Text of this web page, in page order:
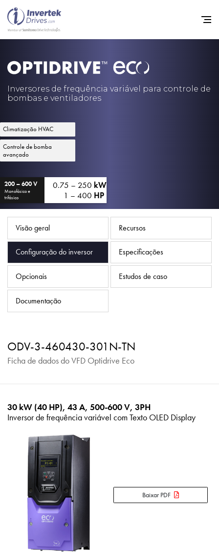
Inversores de frequência variável para controle de
bombas e ventiladores
Climatização HVAC
Controle de bomba
avançado
200 – 600 V
Monofásico e
trifásico
0.75 – 250 kW
1 – 400 HP
Visão geral Recursos
Configuração do inversor Especificações
Opcionais Estudos de caso
Documentação
ODV-3-460430-301N-TN
Ficha de dados do VFD Optidrive Eco
30 kW (40 HP), 43 A, 500-600 V, 3PH
Inversor de frequência variável com Texto OLED Display
Baixar PDF
Início
Inversores de frequência
Mapa do site
iSource Logar